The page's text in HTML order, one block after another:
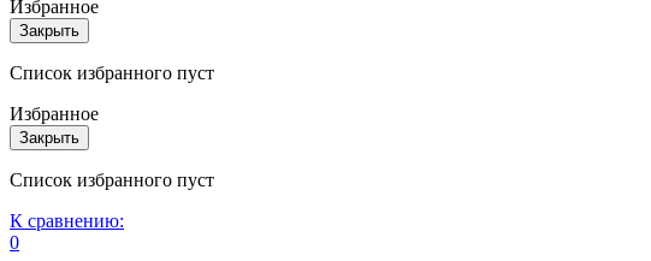
Избранное
Закрыть
Список избранного пуст
Избранное
Закрыть
Список избранного пуст
К сравнению:
0